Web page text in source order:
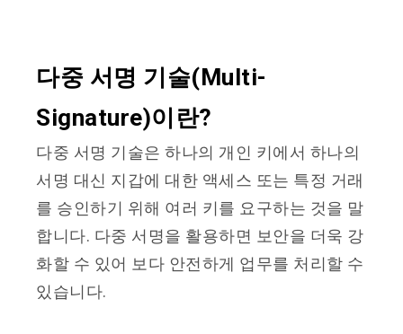
다중 서명 기술(Multi-
Signature)이란?
다중 서명 기술은 하나의 개인 키에서 하나의
서명 대신 지갑에 대한 액세스 또는 특정 거래
를 승인하기 위해 여러 키를 요구하는 것을 말
합니다. 다중 서명을 활용하면 보안을 더욱 강
화할 수 있어 보다 안전하게 업무를 처리할 수
있습니다.